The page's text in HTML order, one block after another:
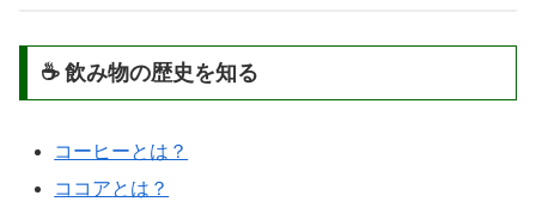
☕ 飲み物の歴史を知る
コーヒーとは？
ココアとは？